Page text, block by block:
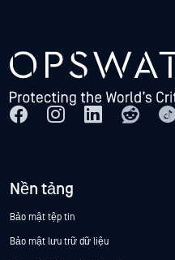
Nền tảng
Bảo mật tệp tin
Bảo mật lưu trữ dữ liệu